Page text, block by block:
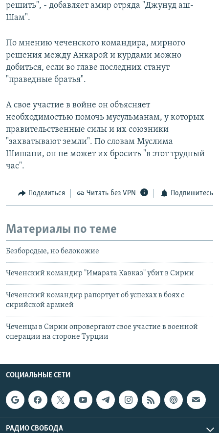
решить", - добавляет амир отряда "Джунуд аш-
Шам".
По мнению чеченского командира, мирного
решения между Анкарой и курдами можно
добиться, если во главе последних станут
"праведные братья".
А свое участие в войне он объясняет
необходимостью помочь мусульманам, у которых
правительственные силы и их союзники
"захватывают земли". По словам Муслима
Шишани, он не может их бросить "в этот трудный
час".
Поделиться Читать без VPN Подпишитесь
Материалы по теме
Безбородые, но белокожие
Чеченский командир "Имарата Кавказ" убит в Сирии
Чеченский командир рапортует об успехах в боях с
сирийской армией
Чеченцы в Сирии опровергают свое участие в военной
операции на стороне Турции
СОЦИАЛЬНЫЕ СЕТИ
РАДИО СВОБОДА